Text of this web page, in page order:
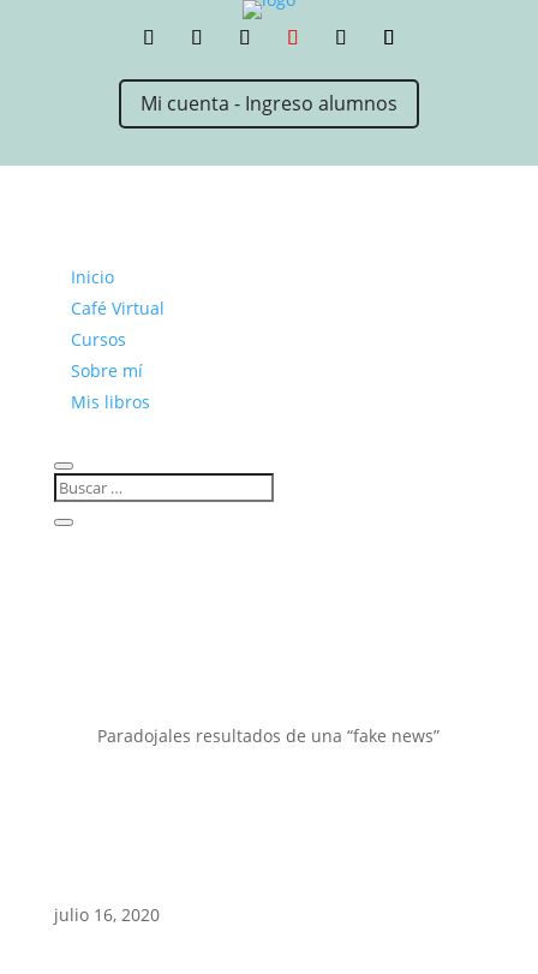
Mi cuenta - Ingreso alumnos
Inicio
Café Virtual
Cursos
Sobre mí
Mis libros
Paradojales resultados de una “fake news”
julio 16, 2020